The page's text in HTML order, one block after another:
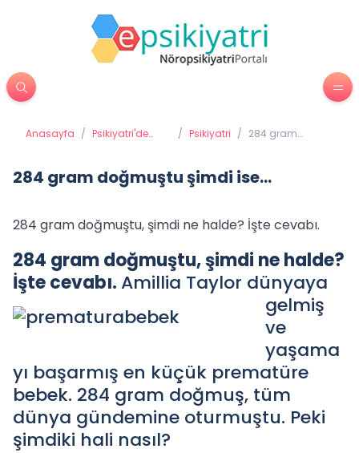
Anasayfa / Psikiyatri'de
/ Psikiyatri / 284 gram
284 gram doğmuştu şimdi ise...
284 gram doğmuştu, şimdi ne halde? İşte cevabı.
284 gram doğmuştu, şimdi ne halde?
İşte cevabı. Amillia Taylor dünyaya
gelmiş
ve
yaşama
yı başarmış en küçük prematüre
bebek. 284 gram doğmuş, tüm
dünya gündemine oturmuştu. Peki
şimdiki hali nasıl?